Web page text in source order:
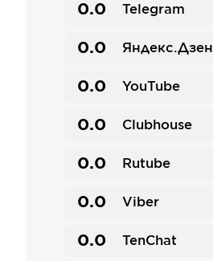
0.0 Telegram
0.0 Яндекс.Дзен
0.0 YouTube
0.0 Clubhouse
0.0 Rutube
0.0 Viber
0.0 TenChat